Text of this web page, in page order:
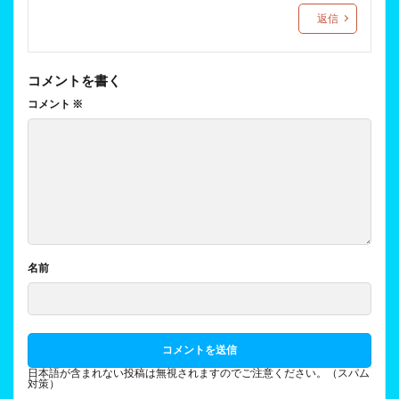
返信
コメントを書く
コメント ※
名前
日本語が含まれない投稿は無視されますのでご注意ください。（スパム
対策）